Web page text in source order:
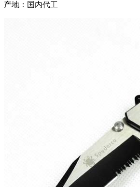
产地：国内代工